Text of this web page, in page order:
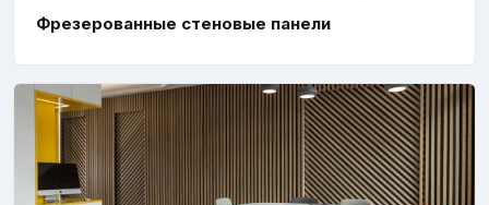
Фрезерованные стеновые панели